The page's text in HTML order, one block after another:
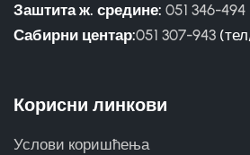
Заштита ж. средине: 051 346-494
Сабирни центар:051 307-943
Корисни линкови
Услови коришћења